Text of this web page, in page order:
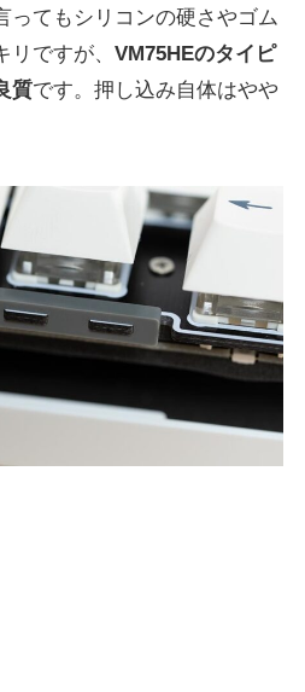
ってもシリコンの硬さやゴム
ですが、 VM75HEのタイピ
質です。押し込み自体はやや